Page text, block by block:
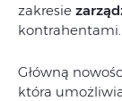
zakresie
kontrahentami.
Główną
która